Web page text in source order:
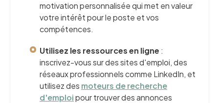
motivation personnalisée qui met en valeur
votre intérêt pour le poste et vos
compétences.
Utilisez les ressources en ligne :
inscrivez-vous sur des sites d'emploi, des
réseaux professionnels comme LinkedIn, et
utilisez des moteurs de recherche
d'emploipour trouver des annonces